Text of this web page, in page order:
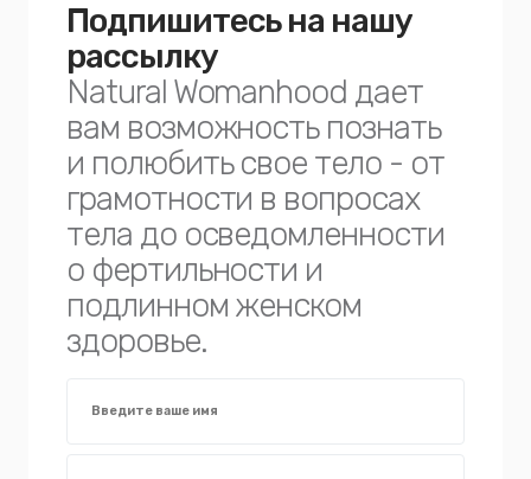
Подпишитесь на нашу
рассылку
Natural Womanhood дает
вам возможность познать
и полюбить свое тело - от
грамотности в вопросах
тела до осведомленности
о фертильности и
подлинном женском
здоровье.